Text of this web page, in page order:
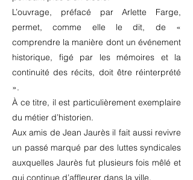
L’ouvrage, préfacé par Arlette Farge,
permet, comme elle le dit, de «
comprendre la manière dont un événement
historique, figé par les mémoires et la
continuité des récits, doit être réinterprété
».
À ce titre, il est particulièrement exemplaire
du métier d’historien.
Aux amis de Jean Jaurès il fait aussi revivre
un passé marqué par des luttes syndicales
auxquelles Jaurès fut plusieurs fois mêlé et
qui continue d’affleurer dans la ville.